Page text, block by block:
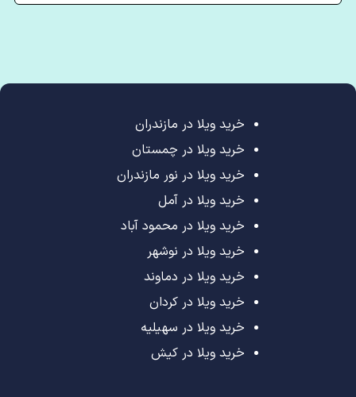
خرید ویلا در مازندران
خرید ویلا در چمستان
خرید ویلا در نور مازندران
خرید ویلا در آمل
خرید ویلا در محمود آباد
خرید ویلا در نوشهر
خرید ویلا در دماوند
خرید ویلا در کردان
خرید ویلا در سهیلیه
خرید ویلا در کیش